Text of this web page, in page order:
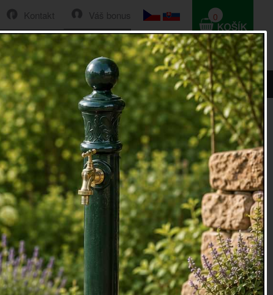
Váš bonus
Kontakt
HLEDAT
0
0 Kč
k jezírku žába na kameni
v podobě žáby na kameni s nápisem WELCOME
je pro jejího majitele oázou klidu a pohody, kam utíká
ruchem. Některé zahrádky mají dokonce jezírka, která
naaranžovaná a nazdobená. A co je vhodnější
než žabka na kameni?